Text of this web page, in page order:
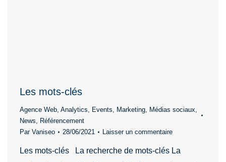
Les mots-clés
Agence Web, Analytics, Events, Marketing, Médias sociaux,
News, Référencement
Par Vaniseo 28/06/2021 Laisser un commentaire
Les mots-clés La recherche de mots-clés La